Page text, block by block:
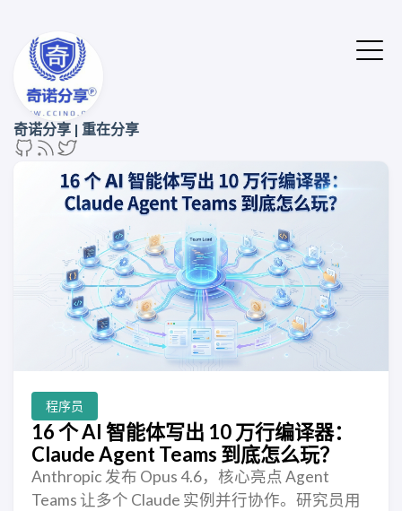
奇诺分享 | 重在分享
程序员
16 个 AI 智能体写出 10 万行编译器：
Claude Agent Teams 到底怎么玩？
Anthropic 发布 Opus 4.6，核心亮点 Agent
Teams 让多个 Claude 实例并行协作。研究员用